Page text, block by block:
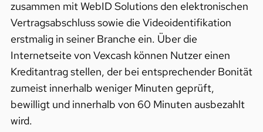
zusammen mit WebID Solutions den elektronischen
Vertragsabschluss sowie die Videoidentifikation
erstmalig in seiner Branche ein. Über die
Internetseite von Vexcash können Nutzer einen
Kreditantrag stellen, der bei entsprechender Bonität
zumeist innerhalb weniger Minuten geprüft,
bewilligt und innerhalb von 60 Minuten ausbezahlt
wird.